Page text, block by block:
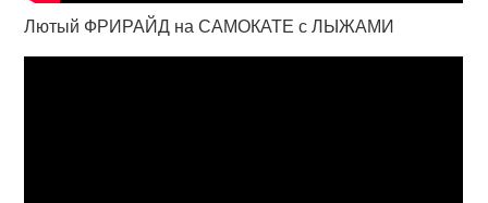
Лютый ФРИРАЙД на САМОКАТЕ с ЛЫЖАМИ